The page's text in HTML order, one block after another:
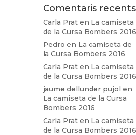
Comentaris recents
Carla Prat en La camiseta
de la Cursa Bombers 2016
Pedro en La camiseta de
la Cursa Bombers 2016
Carla Prat en La camiseta
de la Cursa Bombers 2016
jaume dellunder pujol en
La camiseta de la Cursa
Bombers 2016
Carla Prat en La camiseta
de la Cursa Bombers 2016